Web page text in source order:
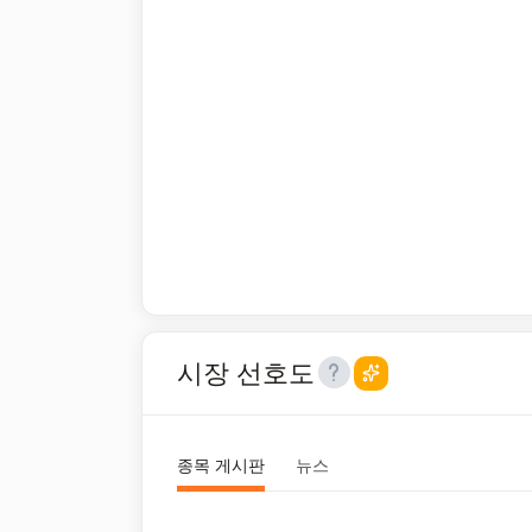
시장 선호도
종목 게시판 뉴스